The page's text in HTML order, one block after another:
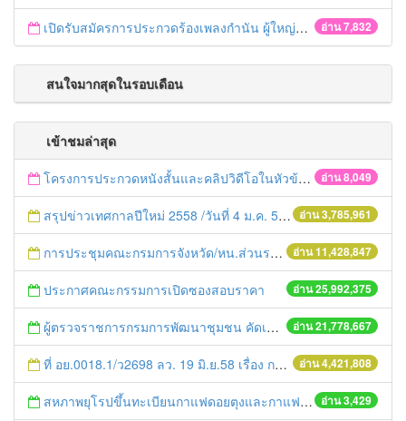
อ่าน 7,832
เปิดรับสมัครการประกวดร้องเพลงกำนัน ผู้ใหญ่บ้าน ฯลฯ
สนใจมากสุดในรอบเดือน
เข้าชมล่าสุด
อ่าน 8,049
โครงการประกวดหนังสั้นและคลิปวิดีโอในหัวข้อ “คนไทยได้อะไรจากประชาคมอาเซียน”
อ่าน 3,785,961
สรุปข่าวเทศกาลปีใหม่ 2558 /วันที่ 4 ม.ค. 58
อ่าน 11,428,847
การประชุมคณะกรมการจังหวัด/หน.ส่วนราชการประจำเดือน มิถุนายน 2558
อ่าน 25,992,375
ประกาศคณะกรรมการเปิดซองสอบราคา
อ่าน 21,778,667
ผู้ตรวจราชการกรมการพัฒนาชุมชน คัดเลือกข้าราชการและลูกจ้างดีเด่น และหน่วยงานพัฒนาชุมชนใสสะอาด ประจำปี ๒๕๕๔
อ่าน 4,421,808
ที่ อย.0018.1/ว2698 ลว. 19 มิ.ย.58 เรื่อง การแก้ไขปัญหาหนี้สินให้แก่เกษตรกร
อ่าน 3,429
สหภาพยุโรปขึ้นทะเบียนกาแฟดอยตุงและกาแฟดอยช้างของไทยเป็นสินค้า GI